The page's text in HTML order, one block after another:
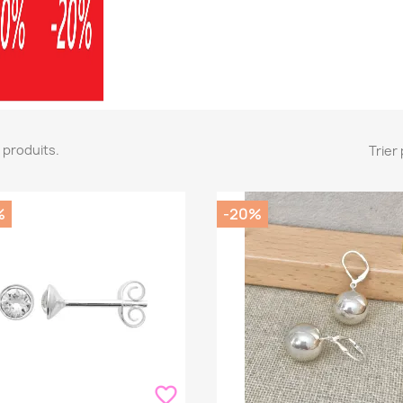
produits. Trier
favorite_border
-20%